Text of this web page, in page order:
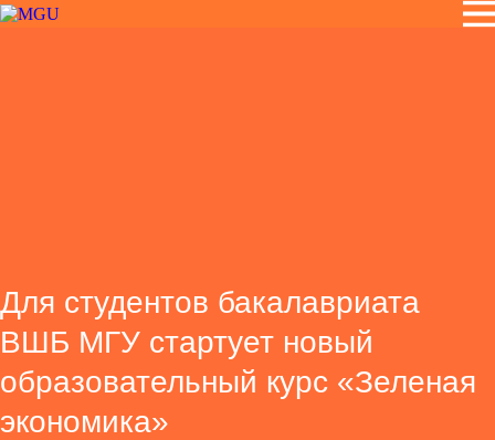
Для студентов бакалавриата
ВШБ МГУ стартует новый
образовательный курс «Зеленая
экономика»